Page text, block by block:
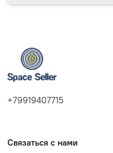
+79919407715
Связаться с нами